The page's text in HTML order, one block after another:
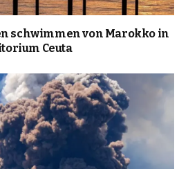
schwimmen von Marokko in
Ceuta